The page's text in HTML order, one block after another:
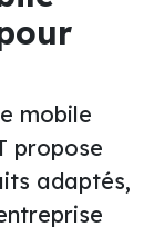
mobile
propose
adaptés,